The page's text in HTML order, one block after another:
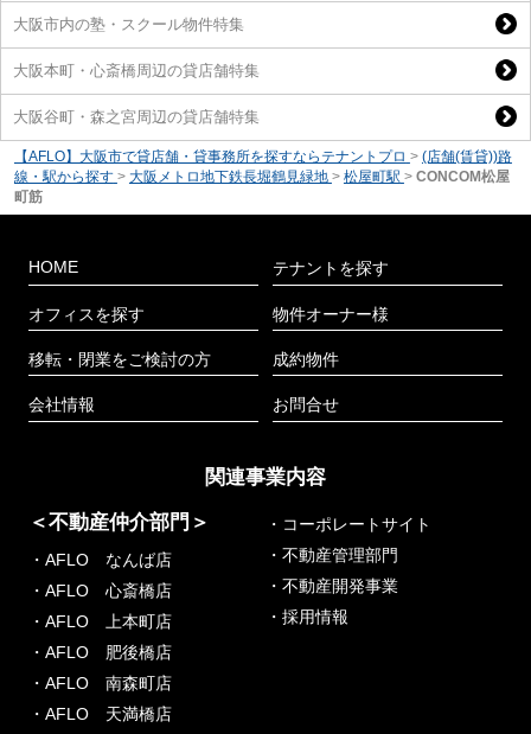
大阪市内の塾・スクール物件特集
大阪本町・心斎橋周辺の貸店舗特集
大阪谷町・森之宮周辺の貸店舗特集
【AFLO】大阪市で貸店舗・貸事務所を探すならテナントプロ > (店舗(賃貸))路
線・駅から探す > 大阪メトロ地下鉄長堀鶴見緑地 > 松屋町駅 > CONCOM松屋
町筋
HOME
オフィスを探す
移転・閉業をご検討の方
会社情報
テナントを探す
物件オーナー様
成約物件
お問合せ
関連事業内容
＜不動産仲介部門＞
・AFLO なんば店
・AFLO 心斎橋店
・AFLO 上本町店
・AFLO 肥後橋店
・AFLO 南森町店
・AFLO 天満橋店
・コーポレートサイト
・不動産管理部門
・不動産開発事業
・採用情報